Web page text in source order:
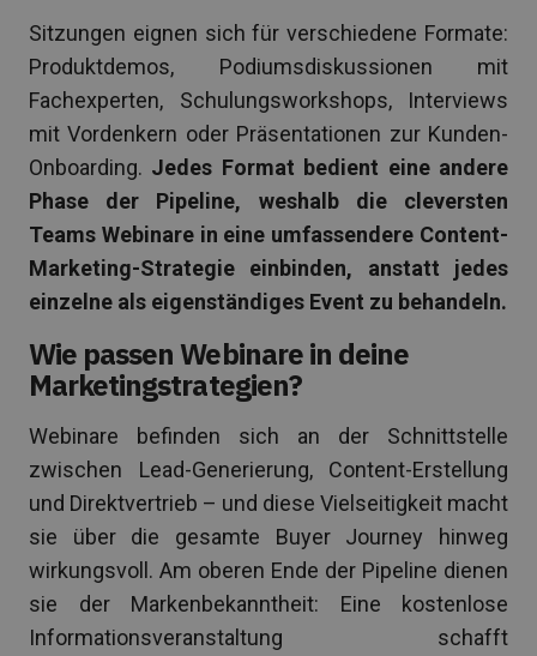
Sitzungen eignen sich für verschiedene Formate:
Produktdemos, Podiumsdiskussionen mit
Fachexperten, Schulungsworkshops, Interviews
mit Vordenkern oder Präsentationen zur Kunden-
Onboarding. Jedes Format bedient eine andere
Phase der Pipeline, weshalb die cleversten
Teams Webinare in eine umfassendere Content-
Marketing-Strategie einbinden, anstatt jedes
einzelne als eigenständiges Event zu behandeln.
Wie passen Webinare in deine
Marketingstrategien?
Webinare befinden sich an der Schnittstelle
zwischen Lead-Generierung, Content-Erstellung
und Direktvertrieb – und diese Vielseitigkeit macht
sie über die gesamte Buyer Journey hinweg
wirkungsvoll. Am oberen Ende der Pipeline dienen
sie der Markenbekanntheit: Eine kostenlose
Informationsveranstaltung schafft